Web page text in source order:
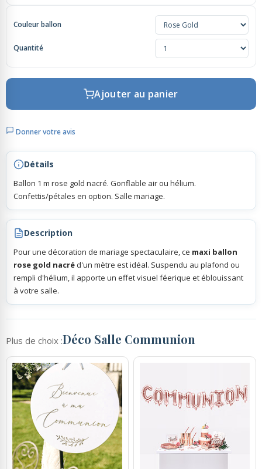
Rubans Tulle Organdi
Couleur ballon
Quantité
Ajouter au panier
Donner votre avis
Détails
Ballon 1 m rose gold nacré. Gonflable air ou hélium.
Confettis/pétales en option. Salle mariage.
Description
Pour une décoration de mariage spectaculaire, ce maxi ballon
rose gold nacré d'un mètre est idéal. Suspendu au plafond ou
rempli d'hélium, il apporte un effet visuel féerique et éblouissant
à votre salle.
Plus de choix :Déco Salle Communion